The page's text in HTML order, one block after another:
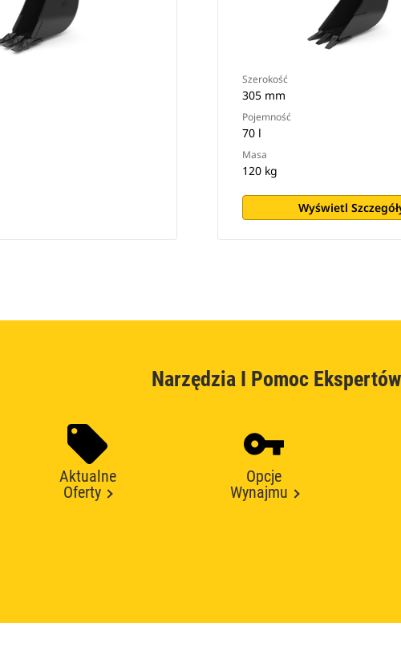
Szerokość
305 mm
Pojemność
70 l
Masa
120 kg
Wyświetl
Narzędzia I Pomoc
Aktualne
Oferty
Opcje
Wynajmu